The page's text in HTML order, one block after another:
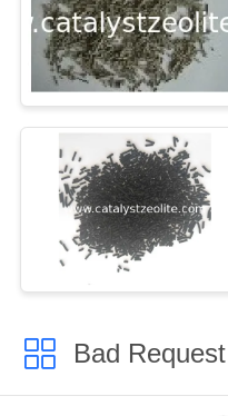
Bad Request